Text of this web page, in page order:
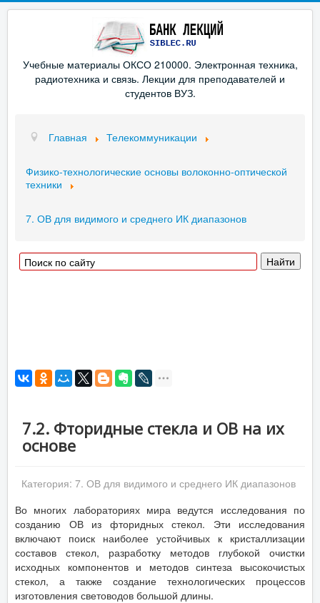
Учебные материалы ОКСО 210000. Электронная техника,
радиотехника и связь. Лекции для преподавателей и
студентов ВУЗ.
Главная Телекоммуникации
Физико-технологические основы волоконно-оптической
техники
7. ОВ для видимого и среднего ИК диапазонов
7.2. Фторидные стекла и ОВ на их
основе
Категория: 7. ОВ для видимого и среднего ИК диапазонов
Во многих лабораториях мира ведутся исследования по
созданию ОВ из фторидных стекол. Эти исследования
включают поиск наиболее устойчивых к кристаллизации
составов стекол, разработку методов глубокой очистки
исходных компонентов и методов синтеза высокочистых
стекол, а также создание технологических процессов
изготовления световодов большой длины.